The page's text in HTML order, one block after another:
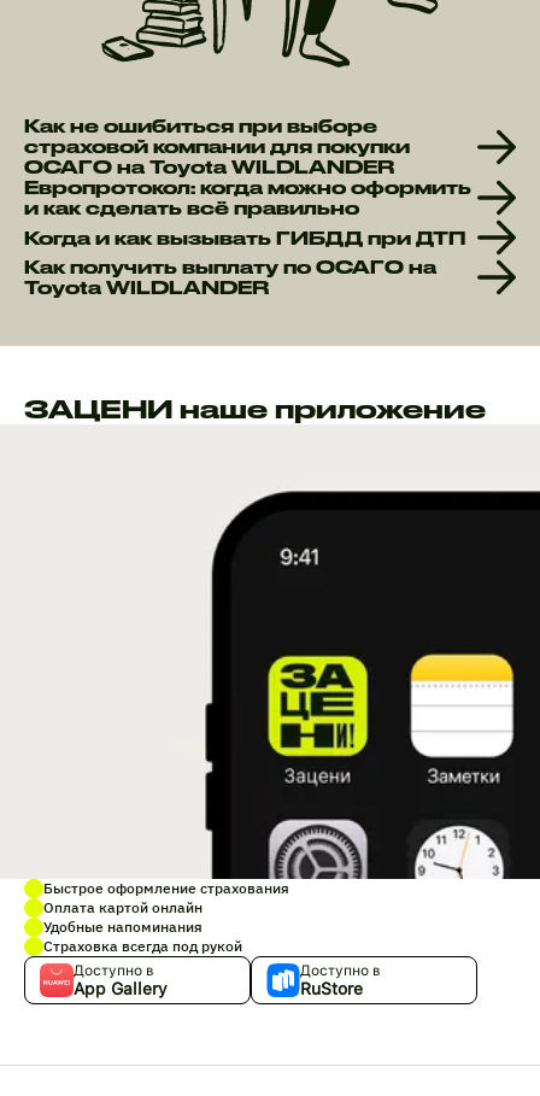
Как не ошибиться при выборе
страховой компании для покупки
ОСАГО на Toyota WILDLANDER
Европротокол: когда можно оформить
и как сделать всё правильно
Когда и как вызывать ГИБДД при ДТП
Как получить выплату по ОСАГО на
Toyota WILDLANDER
ЗАЦЕНИ наше приложение
Быстрое оформление страхования
Оплата картой онлайн
Удобные напоминания
Страховка всегда под рукой
Доступно в
App Gallery
Доступно в
RuStore